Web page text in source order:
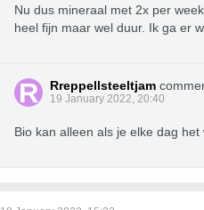
Nu dus mineraal met 2x per
heel fijn maar wel duur. Ik ga er
Rreppellsteeltjam
19 January 2022, 20:40
Bio kan alleen als je elke dag